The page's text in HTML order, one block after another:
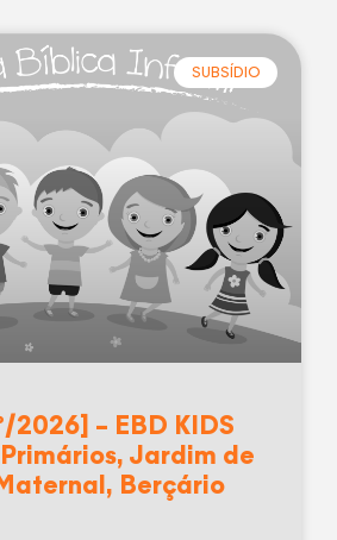
SUBSÍDIO
2026] – EBD KIDS
Jardim de
Berçário